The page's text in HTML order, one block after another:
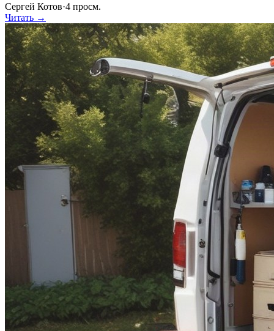
Сергей Котов·4 просм.
Читать →